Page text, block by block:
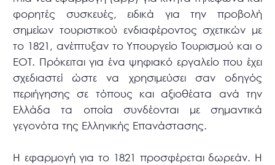
φορητές συσκευές, ειδικά για την προβολή
σημείων τουριστικού ενδιαφέροντος σχετικών με
το 1821, ανέπτυξαν το Υπουργείο Τουρισμού και ο
ΕΟΤ. Πρόκειται για ένα ψηφιακό εργαλείο που έχει
σχεδιαστεί ώστε να χρησιμεύσει σαν οδηγός
περιήγησης σε τόπους και αξιοθέατα ανά την
Ελλάδα τα οποία συνδέονται με σημαντικά
γεγονότα της Ελληνικής Επανάστασης.
Η εφαρμογή για το 1821 προσφέρεται δωρεάν. Η